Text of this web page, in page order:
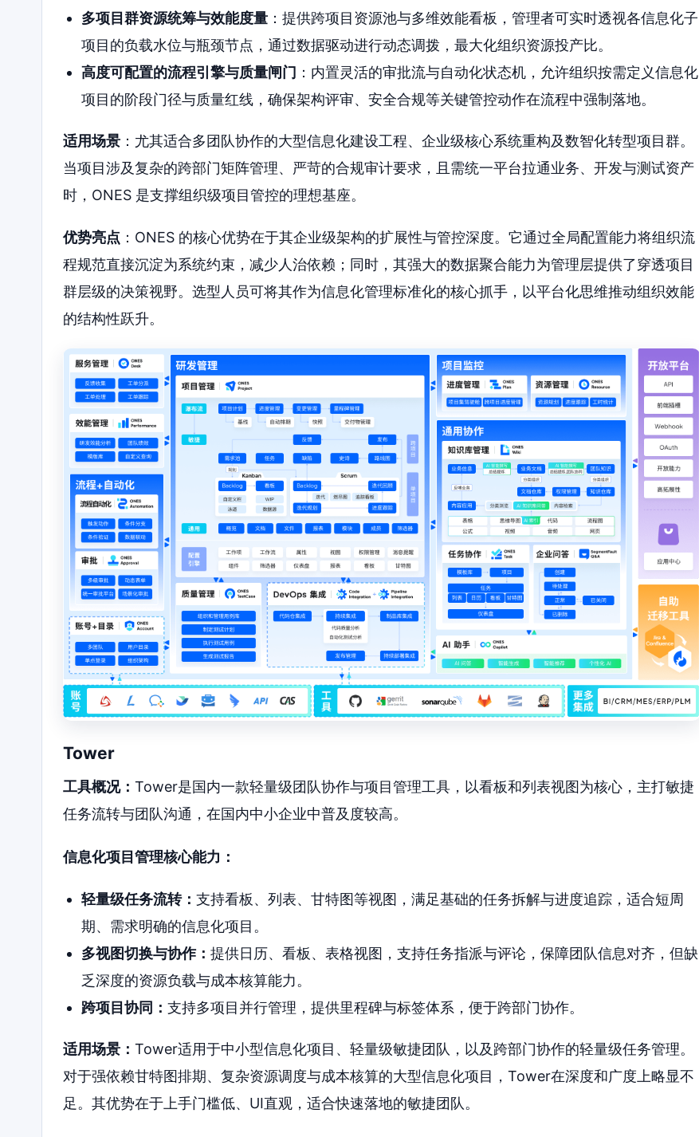
多项目群资源统筹与效能度量：提供跨项目资源池与多维效能看板，管理者可实时透视各信息化子
项目的负载水位与瓶颈节点，通过数据驱动进行动态调拨，最大化组织资源投产比。
高度可配置的流程引擎与质量闸门 ：内置灵活的审批流与自动化状态机，允许组织按需定义信息化
项目的阶段门径与质量红线，确保架构评审、安全合规等关键管控动作在流程中强制落地。
适用场景 ：尤其适合多团队协作的大型信息化建设工程、企业级核心系统重构及数智化转型项目群。
当项目涉及复杂的跨部门矩阵管理、严苛的合规审计要求，且需统一平台拉通业务、开发与测试资产
时，ONES 是支撑组织级项目管控的理想基座。
优势亮点 ：ONES 的核心优势在于其企业级架构的扩展性与管控深度。它通过全局配置能力将组织流
程规范直接沉淀为系统约束，减少人治依赖；同时，其强大的数据聚合能力为管理层提供了穿透项目
群层级的决策视野。选型人员可将其作为信息化管理标准化的核心抓手，以平台化思维推动组织效能
的结构性跃升。
Tower
工具概况： Tower是国内一款轻量级团队协作与项目管理工具，以看板和列表视图为核心，主打敏捷
任务流转与团队沟通，在国内中小企业中普及度较高。
信息化项目管理核心能力：
轻量级任务流转： 支持看板、列表、甘特图等视图，满足基础的任务拆解与进度追踪，适合短周
期、需求明确的信息化项目。
多视图切换与协作： 提供日历、看板、表格视图，支持任务指派与评论，保障团队信息对齐，但缺
乏深度的资源负载与成本核算能力。
跨项目协同： 支持多项目并行管理，提供里程碑与标签体系，便于跨部门协作。
适用场景： Tower适用于中小型信息化项目、轻量级敏捷团队，以及跨部门协作的轻量级任务管理。
对于强依赖甘特图排期、复杂资源调度与成本核算的大型信息化项目，Tower在深度和广度上略显不
足。其优势在于上手门槛低、UI直观，适合快速落地的敏捷团队。